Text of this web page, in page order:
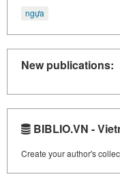
ngựa
New publications:
BIBLIO.VN -
Create your author's